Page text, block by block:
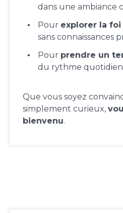
dans une ambiance
Pour explorer la
sans connaissances
Pour prendre un
du rythme quotidien
Que vous soyez
simplement curieux,
bienvenu.